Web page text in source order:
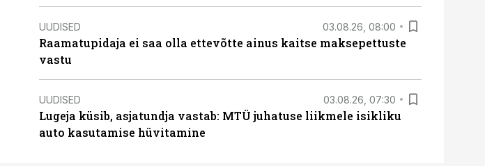
UUDISED 03.08.26, 08:00
Raamatupidaja ei saa olla ettevõtte ainus kaitse maksepettuste
vastu
UUDISED 03.08.26, 07:30
Lugeja küsib, asjatundja vastab: MTÜ juhatuse liikmele isikliku
auto kasutamise hüvitamine